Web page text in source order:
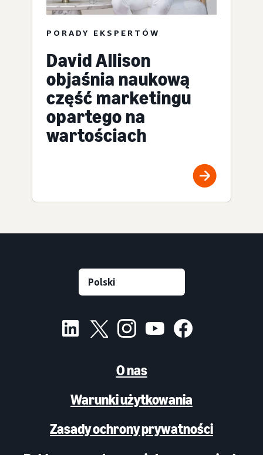
PORADY EKSPERTÓW
David Allison
objaśnia naukową
część marketingu
opartego na
wartościach
O nas
Warunki użytkowania
Zasady ochrony prywatności